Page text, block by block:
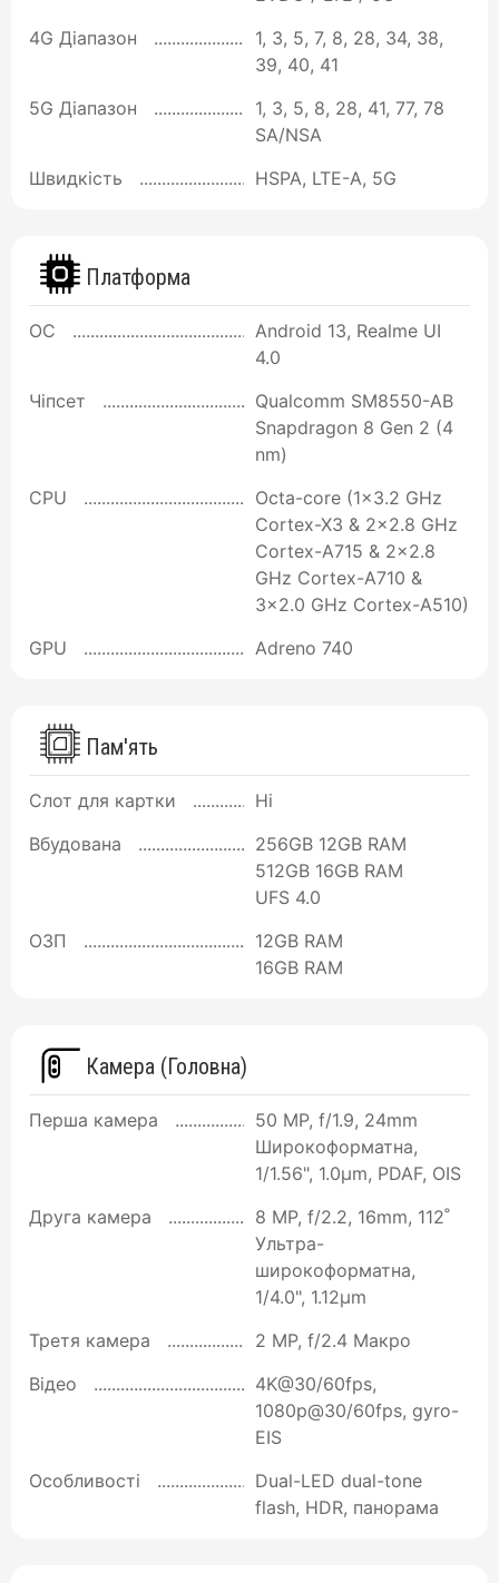
4G Діапазон
1, 3, 5, 7, 8, 28, 34, 38,
39, 40, 41
5G Діапазон
1, 3, 5, 8, 28, 41, 77, 78
SA/NSA
Швидкість
HSPA, LTE-A, 5G
Платформа
ОС
Android 13, Realme UI
4.0
Чіпсет
Qualcomm SM8550-AB
Snapdragon 8 Gen 2 (4
nm)
CPU
Octa-core (1x3.2 GHz
Cortex-X3 & 2x2.8 GHz
Cortex-A715 & 2x2.8
GHz Cortex-A710 &
3x2.0 GHz Cortex-A510)
GPU
Adreno 740
Пам'ять
Слот для картки
Ні
Вбудована
256GB 12GB RAM
512GB 16GB RAM
UFS 4.0
ОЗП
12GB RAM
16GB RAM
Камера (Головна)
Перша камера
50 MP, f/1.9, 24mm
Широкоформатна,
1/1.56", 1.0µm, PDAF, OIS
Друга камера
8 MP, f/2.2, 16mm, 112˚
Ультра-
широкоформатна,
1/4.0", 1.12µm
Третя камера
2 MP, f/2.4 Макро
Відео
4K@30/60fps,
1080p@30/60fps, gyro-
EIS
Особливості
Dual-LED dual-tone
flash, HDR, панорама